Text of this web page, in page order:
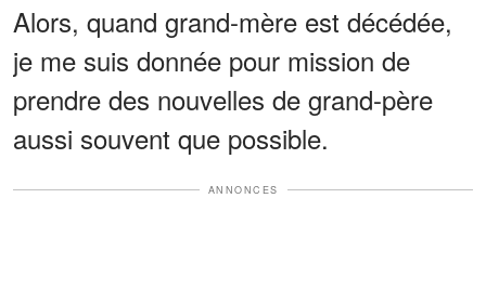
Alors, quand grand-mère est décédée,
je me suis donnée pour mission de
prendre des nouvelles de grand-père
aussi souvent que possible.
ANNONCES